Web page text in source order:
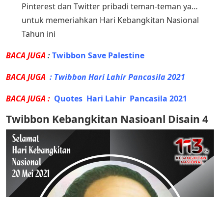
Pinterest dan Twitter pribadi teman-teman ya…
untuk memeriahkan Hari Kebangkitan Nasional
Tahun ini
BACA JUGA :Twibbon Save Palestine
BACA JUGA : Twibbon Hari Lahir Pancasila 2021
BACA JUGA : Quotes Hari Lahir Pancasila 2021
Twibbon Kebangkitan Nasioanl Disain 4